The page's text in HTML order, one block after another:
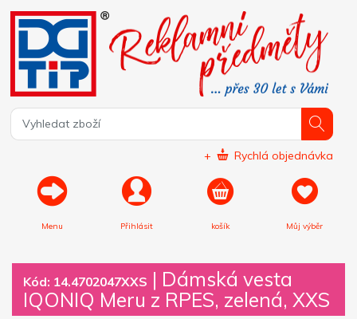
+ Rychlá objednávka
Menu Přihlásit košík Můj výběr
Kód: 14.4702047XXS | Dámská vesta
IQONIQ Meru z RPES, zelená, XXS